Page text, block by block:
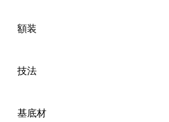
額装
技法
基底材